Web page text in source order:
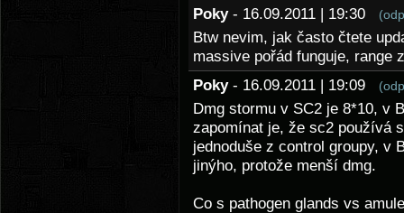
Poky - 16.09.2011 | 19:30
Btw nevim, jak často čtete
massive pořád funguje, range
Poky - 16.09.2011 | 19:09
Dmg stormu v SC2 je 8*10, v
zapomínat je, že sc2 používá
jednoduše z control groupy, v
jinýho, protože menší dmg.
Co s pathogen glands vs